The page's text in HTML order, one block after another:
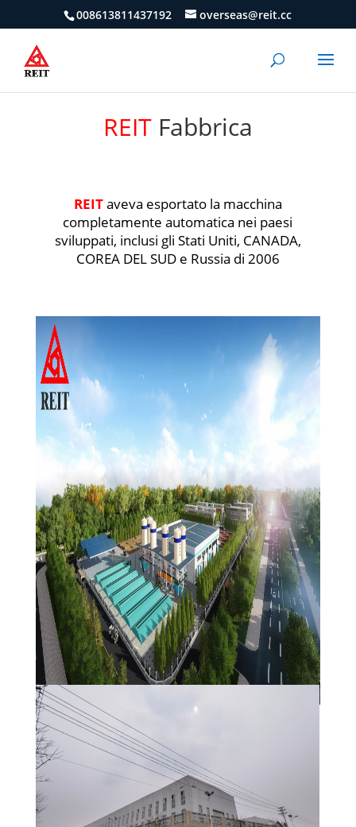
008613811437192 overseas@reit.cc
REITFabbrica
REITaveva esportato la macchina
completamente automatica nei paesi
sviluppati, inclusi gli Stati Uniti, CANADA,
COREA DEL SUD e Russia di 2006